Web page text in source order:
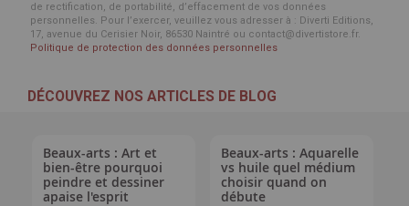
de rectification, de portabilité, d’effacement de vos données
personnelles. Pour l’exercer, veuillez vous adresser à : Diverti Editions,
17, avenue du Cerisier Noir, 86530 Naintré ou contact@divertistore.fr.
Politique de protection des données personnelles
DÉCOUVREZ NOS ARTICLES DE BLOG
Beaux-arts : Art et
bien-être pourquoi
peindre et dessiner
apaise l'esprit
Beaux-arts : Aquarelle
vs huile quel médium
choisir quand on
débute